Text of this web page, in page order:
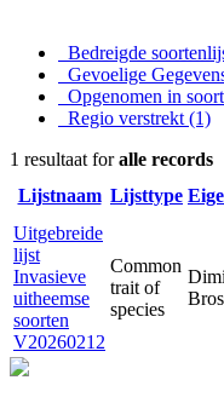
Bedreigde
Gevoelige
Opgenomen in
Regio verstrekt (1)
1 resultaat foralle records
Lijstnaam Lijsttype
Uitgebreide
lijst
Invasieve
uitheemse
soorten
V20260212
Common
trait of
species